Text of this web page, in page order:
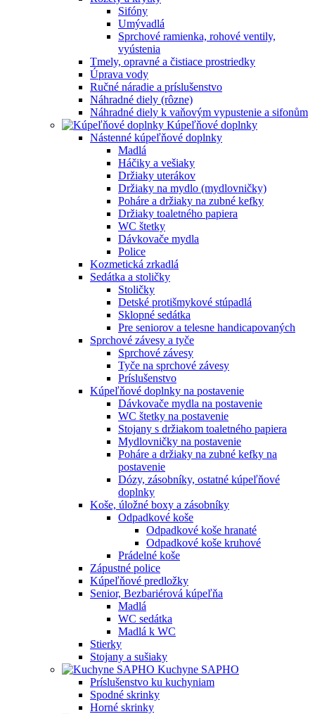
Sifóny
Umývadlá
Sprchové ramienka, rohové ventily,
vyústenia
Tmely, opravné a čistiace prostriedky
Úprava vody
Ručné náradie a príslušenstvo
Náhradné diely (rôzne)
Náhradné diely k vaňovým vypustenie a sifonům
Kúpeľňové doplnky
Nástenné kúpeľňové doplnky
Madlá
Háčiky a vešiaky
Držiaky uterákov
Držiaky na mydlo (mydlovničky)
Poháre a držiaky na zubné kefky
Držiaky toaletného papiera
WC štetky
Dávkovače mydla
Police
Kozmetická zrkadlá
Sedátka a stoličky
Stoličky
Detské protišmykové stúpadlá
Sklopné sedátka
Pre seniorov a telesne handicapovaných
Sprchové závesy a tyče
Sprchové závesy
Tyče na sprchové závesy
Príslušenstvo
Kúpeľňové doplnky na postavenie
Dávkovače mydla na postavenie
WC štetky na postavenie
Stojany s držiakom toaletného papiera
Mydlovničky na postavenie
Poháre a držiaky na zubné kefky na
postavenie
Dózy, zásobníky, ostatné kúpeľňové
doplnky
Koše, úložné boxy a zásobníky
Odpadkové koše
Odpadkové koše hranaté
Odpadkové koše kruhové
Prádelné koše
Zápustné police
Kúpeľňové predložky
Senior, Bezbariérová kúpeľňa
Madlá
WC sedátka
Madlá k WC
Stierky
Stojany a sušiaky
Kuchyne SAPHO
Príslušenstvo ku kuchyniam
Spodné skrinky
Horné skrinky